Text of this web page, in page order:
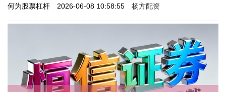
何为股票杠杆 2026-06-08 10:58:55 杨方配资